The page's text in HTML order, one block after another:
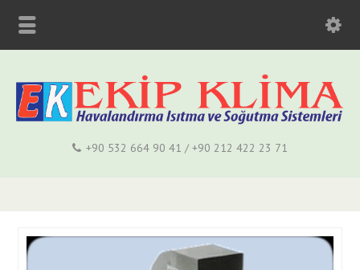
+90 532 664 90 41 / +90 212 422 23 71